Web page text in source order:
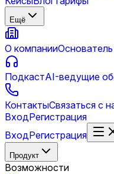
Ещё
О компании
ПодкастAI-ведущие
КонтактыСвязаться с
ВходРегистрация
ВходРегистрация
Продукт
Возможности